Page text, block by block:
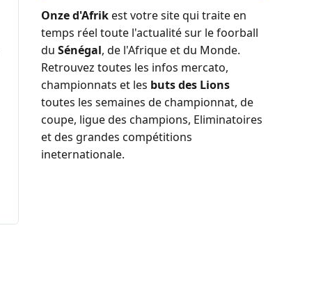
Onze d'Afrikest votre site qui traite en
temps réel toute l'actualité sur le foorball
du Sénégal, de l'Afrique et du Monde.
Retrouvez toutes les infos mercato,
championnats et les buts des Lions
toutes les semaines de championnat, de
coupe, ligue des champions, Eliminatoires
et des grandes compétitions
ineternationale.